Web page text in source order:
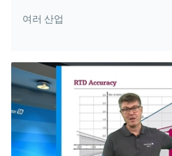
여러 산업